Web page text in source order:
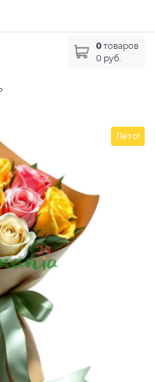
0 товаров
0 руб.
Лето!